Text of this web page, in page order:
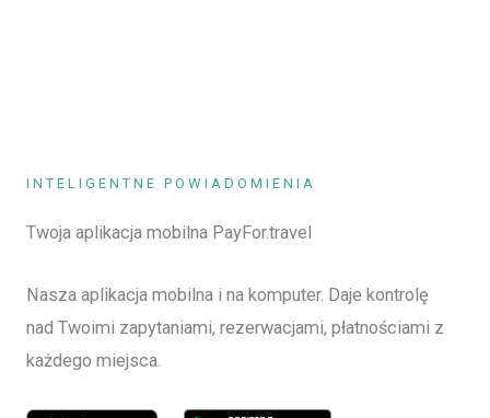
INTELIGENTNE POWIADOMIENIA
Twoja aplikacja mobilna PayFor.travel
Nasza aplikacja mobilna i na komputer. Daje kontrolę
nad Twoimi zapytaniami, rezerwacjami, płatnościami z
każdego miejsca.